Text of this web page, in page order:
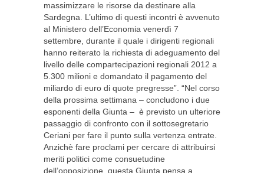
massimizzare le risorse da destinare alla
Sardegna. L’ultimo di questi incontri è avvenuto
al Ministero dell’Economia venerdì 7
settembre, durante il quale i dirigenti regionali
hanno reiterato la richiesta di adeguamento del
livello delle compartecipazioni regionali 2012 a
5.300 milioni e domandato il pagamento del
miliardo di euro di quote pregresse”. “Nel corso
della prossima settimana – concludono i due
esponenti della Giunta – è previsto un ulteriore
passaggio di confronto con il sottosegretario
Ceriani per fare il punto sulla vertenza entrate.
Anzichè fare proclami per cercare di attribuirsi
meriti politici come consuetudine
dell’opposizione, questa Giunta pensa a